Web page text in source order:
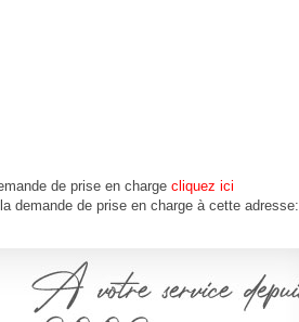
de prise en charge cliquez ici
demande de prise en charge à cette adresse: